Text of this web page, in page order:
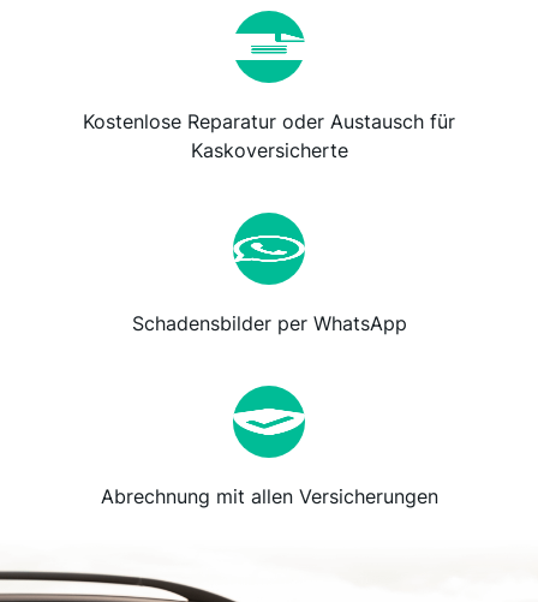
Kostenlose Reparatur oder Austausch für
Kaskoversicherte
Schadensbilder per WhatsApp
Abrechnung mit allen Versicherungen